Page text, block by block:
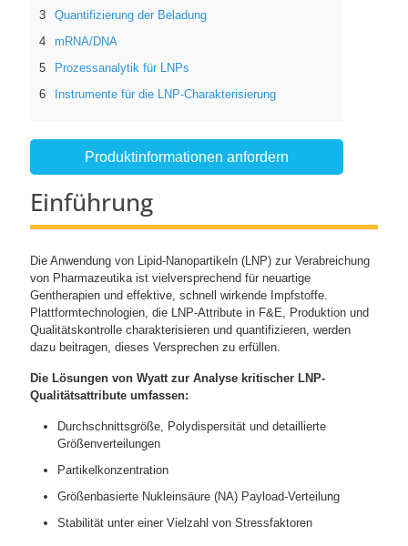
Quantifizierung der Beladung
mRNA/DNA
Prozessanalytik für LNPs
Instrumente für die LNP-Charakterisierung
Produktinformationen anfordern
Einführung
Die Anwendung von Lipid-Nanopartikeln (LNP) zur Verabreichung
von Pharmazeutika ist vielversprechend für neuartige
Gentherapien und effektive, schnell wirkende Impfstoffe.
Plattformtechnologien, die LNP-Attribute in F&E, Produktion und
Qualitätskontrolle charakterisieren und quantifizieren, werden
dazu beitragen, dieses Versprechen zu erfüllen.
Die Lösungen von Wyatt zur Analyse kritischer LNP-
Qualitätsattribute umfassen:
Durchschnittsgröße, Polydispersität und detaillierte
Größenverteilungen
Partikelkonzentration
Größenbasierte Nukleinsäure (NA) Payload-Verteilung
Stabilität unter einer Vielzahl von Stressfaktoren